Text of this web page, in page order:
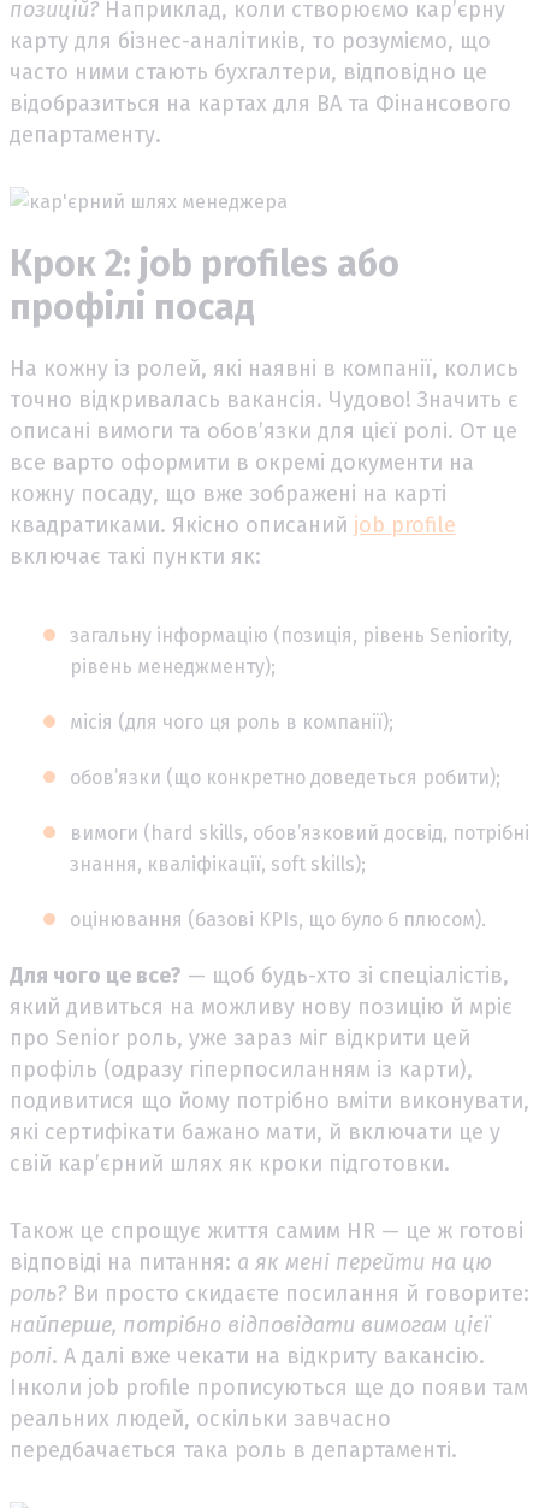
позицій? Наприклад, коли створюємо кар’єрну
карту для бізнес-аналітиків, то розуміємо, що
часто ними стають бухгалтери, відповідно це
відобразиться на картах для BA та Фінансового
департаменту.
Крок 2: job profiles або
профілі посад
На кожну із ролей, які наявні в компанії, колись
точно відкривалась вакансія. Чудово! Значить є
описані вимоги та обов’язки для цієї ролі. От це
все варто оформити в окремі документи на
кожну посаду, що вже зображені на карті
квадратиками. Якісно описаний job profile
включає такі пункти як:
загальну інформацію (позиція, рівень Seniority,
рівень менеджменту);
місія (для чого ця роль в компанії);
обов’язки (що конкретно доведеться робити);
вимоги (hard skills, обов’язковий досвід, потрібні
знання, кваліфікації, soft skills);
оцінювання (базові KPIs, що було б плюсом).
Для чого це все? — щоб будь-хто зі спеціалістів,
який дивиться на можливу нову позицію й мріє
про Senior роль, уже зараз міг відкрити цей
профіль (одразу гіперпосиланням із карти),
подивитися що йому потрібно вміти виконувати,
які сертифікати бажано мати, й включати це у
свій кар’єрний шлях як кроки підготовки.
Також це спрощує життя самим HR — це ж готові
відповіді на питання: а як мені перейти на цю
роль? Ви просто скидаєте посилання й говорите:
найперше, потрібно відповідати вимогам цієї
ролі. А далі вже чекати на відкриту вакансію.
Інколи job profile прописуються ще до появи там
реальних людей, оскільки завчасно
передбачається така роль в департаменті.